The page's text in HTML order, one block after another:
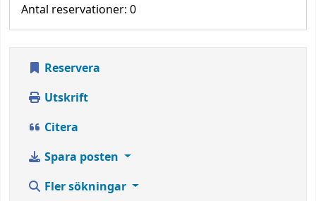
Antal reservationer: 0
Reservera
Utskrift
Citera
Spara posten
Fler sökningar